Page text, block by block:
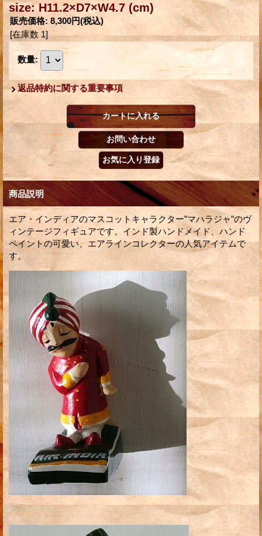
size: H11.2×D7×W4.7 (cm)
販売価格: 8,300円(税込)
[在庫数 1]
数量:
返品特約に関する重要事項
商品説明
エア・インディアのマスコットキャラクター”マハラジャ”のヴ
ィンテージフィギュアです。インド製ハンドメイド、ハンド
ペイントの可愛い、エアラインコレクターの人気アイテムで
す。